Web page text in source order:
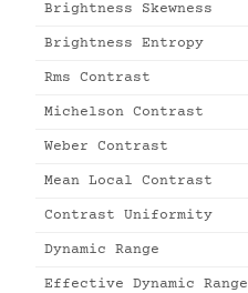
Brightness Skewness
Brightness Entropy
Rms Contrast
Michelson Contrast
Weber Contrast
Mean Local Contrast
Contrast Uniformity
Dynamic Range
Effective Dynamic Range